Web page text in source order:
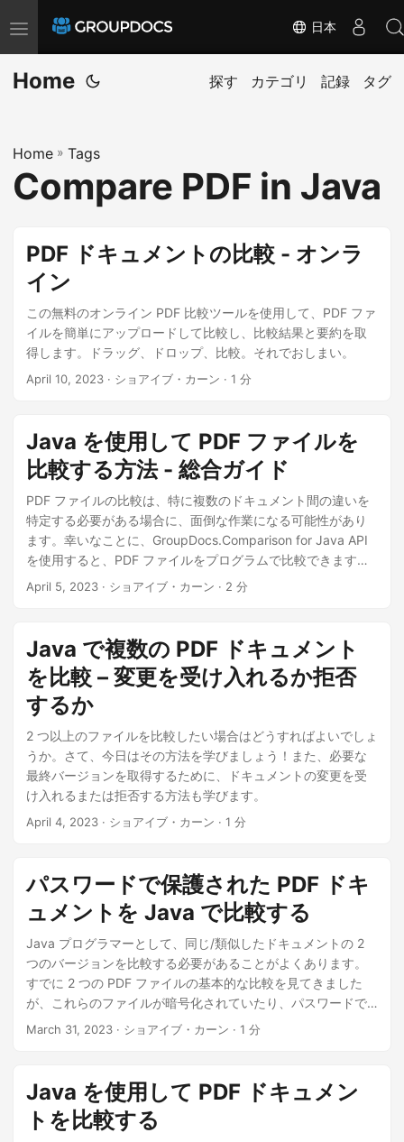
T
o
g
e
n
o
日本
Home 探す カテゴリ 記録 タグ
Home » Tags
Compare PDF in Java
PDF ドキュメントの比較 - オンラ
イン
この無料のオンライン PDF 比較ツールを使用して、PDF ファ
イルを簡単にアップロードして比較し、比較結果と要約を取
得します。ドラッグ、ドロップ、比較。それでおしまい。
April 10, 2023 · ショアイブ・カーン · 1 分
Java を使用して PDF ファイルを
比較する方法 - 総合ガイド
PDF ファイルの比較は、特に複数のドキュメント間の違いを
特定する必要がある場合に、面倒な作業になる可能性があり
ます。幸いなことに、GroupDocs.Comparison for Java API
を使用すると、PDF ファイルをプログラムで比較できます。
この記事では、パスワードで保護された PDF の処理方法な
ルを比較する方法と、識別された変更を受け入れるか拒否す
るかについても説明します。
April 5, 2023 · ショアイブ・カーン · 2 分
Java で複数の PDF ドキュメント
を比較 – 変更を受け入れるか拒否
するか
2 つ以上のファイルを比較したい場合はどうすればよいでしょ
うか。さて、今日はその方法を学びましょう！また、必要な
最終バージョンを取得するために、ドキュメントの変更を受
け入れるまたは拒否する方法も学びます。
April 4, 2023 · ショアイブ・カーン · 1 分
パスワードで保護された PDF ドキ
ュメントを Java で比較する
Java プログラマーとして、同じ/類似したドキュメントの 2
つのバージョンを比較する必要があることがよくあります。
すでに 2 つの PDF ファイルの基本的な比較を見てきました
が、これらのファイルが暗号化されていたり、パスワードで
保護されていたりするとどうなるでしょうか?この記事では、
March 31, 2023 · ショアイブ・カーン · 1 分
Java を使用して PDF ドキュメン
トを比較する